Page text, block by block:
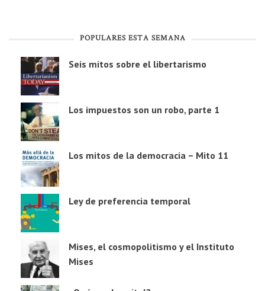
POPULARES ESTA SEMANA
Seis mitos sobre el libertarismo
Los impuestos son un robo, parte 1
Los mitos de la democracia – Mito 11
Ley de preferencia temporal
Mises, el cosmopolitismo y el Instituto
Mises